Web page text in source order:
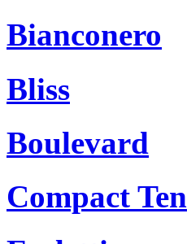
Bianconero
Bliss
Boulevard
Compact Ten